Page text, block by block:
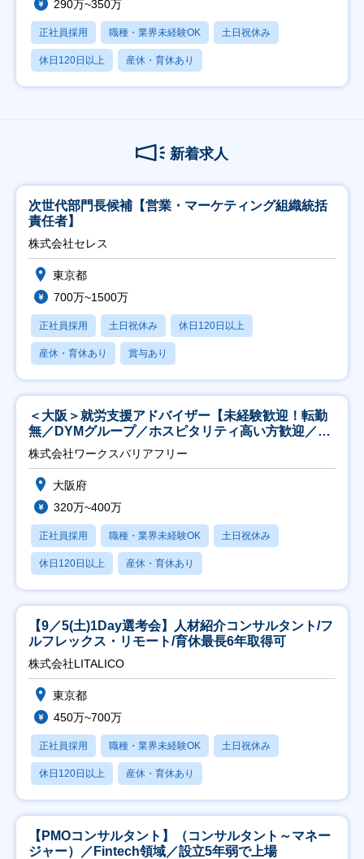
290万~350万
正社員採用 職種・業界未経験OK 土日祝休み
休日120日以上 産休・育休あり
新着求人
次世代部門長候補【営業・マーケティング組織統括
責任者】
株式会社セレス
東京都
700万~1500万
正社員採用 土日祝休み 休日120日以上
産休・育休あり 賞与あり
＜大阪＞就労支援アドバイザー【未経験歓迎！転勤
無／DYMグループ／ホスピタリティ高い方歓迎／土
日祝】
株式会社ワークスバリアフリー
大阪府
320万~400万
正社員採用 職種・業界未経験OK 土日祝休み
休日120日以上 産休・育休あり
【9／5(土)1Day選考会】人材紹介コンサルタント/フ
ルフレックス・リモート/育休最長6年取得可
株式会社LITALICO
東京都
450万~700万
正社員採用 職種・業界未経験OK 土日祝休み
休日120日以上 産休・育休あり
【PMOコンサルタント】（コンサルタント～マネー
ジャー）／Fintech領域／設立5年弱で上場